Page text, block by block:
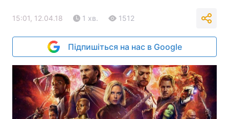
15:01, 12.04.18 1 хв. 1512
Підпишіться на нас в Google